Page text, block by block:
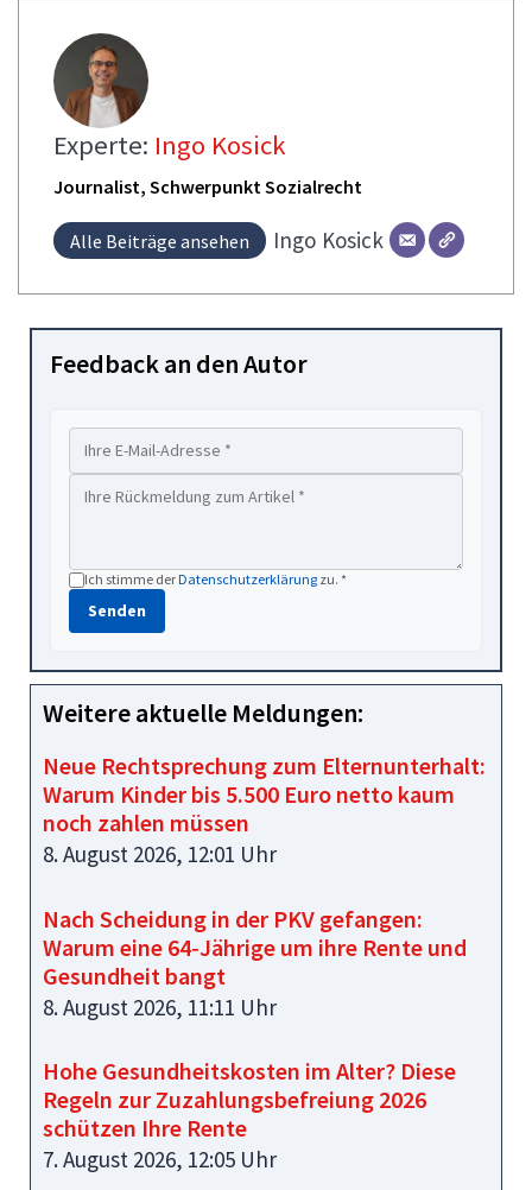
Experte: Ingo Kosick
Journalist, Schwerpunkt Sozialrecht
Alle Beiträge ansehen Ingo Kosick
Feedback an den Autor
Ich stimme derDatenschutzerklärung zu. *
Senden
Weitere aktuelle Meldungen:
Neue Rechtsprechung zum Elternunterhalt:
Warum Kinder bis 5.500 Euro netto kaum
noch zahlen müssen
8. August 2026, 12:01 Uhr
Nach Scheidung in der PKV gefangen:
Warum eine 64‑Jährige um ihre Rente und
Gesundheit bangt
8. August 2026, 11:11 Uhr
Hohe Gesundheitskosten im Alter? Diese
Regeln zur Zuzahlungsbefreiung 2026
schützen Ihre Rente
7. August 2026, 12:05 Uhr